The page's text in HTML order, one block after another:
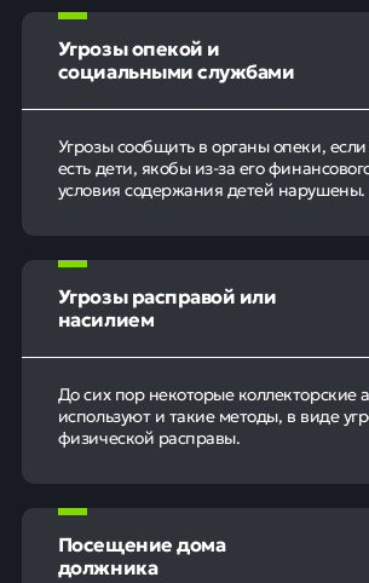
Угрозы опекой и
социальными службами
Угрозы сообщить в органы опеки,
есть дети, якобы из-за его
условия содержания детей нарушены.
Угрозы расправой или
насилием
До сих пор некоторые коллекторские
используют и такие методы, в виде
физической расправы.
Посещение дома
должника